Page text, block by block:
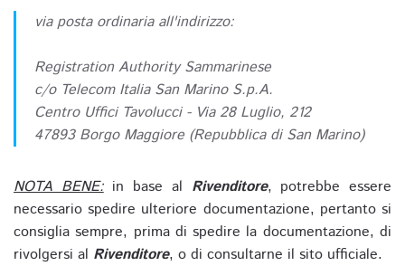
via posta ordinaria all'indirizzo:
Registration Authority Sammarinese
c/o Telecom Italia San Marino S.p.A.
Centro Uffici Tavolucci - Via 28 Luglio, 212
47893 Borgo Maggiore (Repubblica di San Marino)
NOTA BENE:in base al Rivenditore, potrebbe essere
necessario spedire ulteriore documentazione, pertanto si
consiglia sempre, prima di spedire la documentazione, di
rivolgersi al Rivenditore, o di consultarne il sito ufficiale.